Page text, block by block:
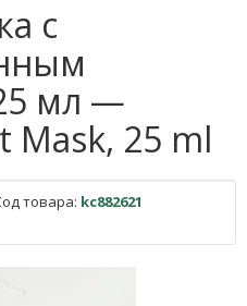
с
мл —
Mask, 25 ml
товара: kc882621